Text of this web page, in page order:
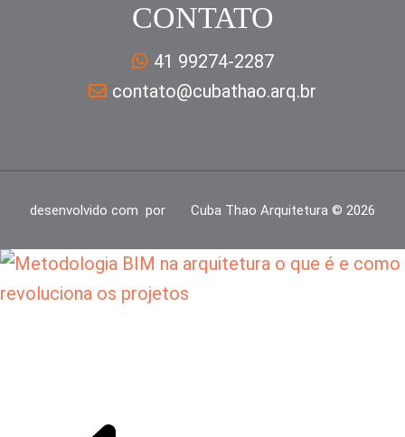
CONTATO
41 99274-2287
contato@cubathao.arq.br
desenvolvido com por Cuba Thao Arquitetura © 2026